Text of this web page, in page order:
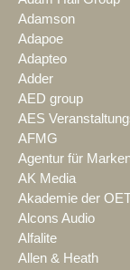
Adamson
Adapoe
Adapteo
Adder
AED group
AES
AFMG
Agentur für
AK Media
Akademie der
Alcons Audio
Alfalite
Allen & Heath